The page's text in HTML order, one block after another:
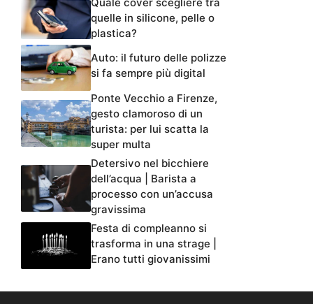
quelle in silicone, pelle o
plastica?
Auto: il futuro delle polizze
si fa sempre più digital
Ponte Vecchio a Firenze,
gesto clamoroso di un
turista: per lui scatta la
super multa
Detersivo nel bicchiere
dell’acqua | Barista a
processo con un’accusa
gravissima
Festa di compleanno si
trasforma in una strage |
Erano tutti giovanissimi